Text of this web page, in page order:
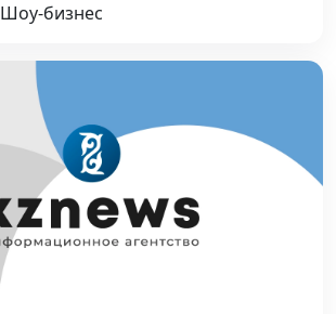
Шоу-бизнес